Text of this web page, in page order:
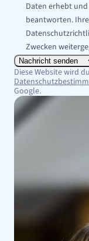
Daten erhebt
beantworten.
Zwecken
Nachricht senden
Diese Website wird
Google.